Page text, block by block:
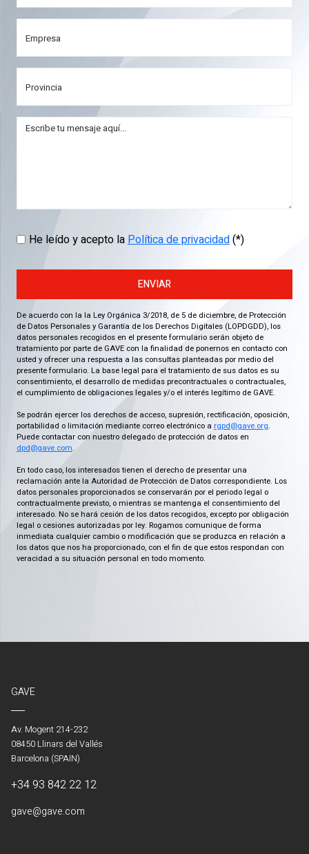
He leído y acepto laPolítica de privacidad(*)
ENVIAR
De acuerdo con la la Ley Orgánica 3/2018, de 5 de diciembre, de Protección
de Datos Personales y Garantía de los Derechos Digitales (LOPDGDD), los
datos personales recogidos en el presente formulario serán objeto de
tratamiento por parte de GAVE con la finalidad de ponernos en contacto con
usted y ofrecer una respuesta a las consultas planteadas por medio del
presente formulario. La base legal para el tratamiento de sus datos es su
consentimiento, el desarrollo de medidas precontractuales o contractuales,
el cumplimiento de obligaciones legales y/o el interés legítimo de GAVE.
Se podrán ejercer los derechos de acceso, supresión, rectificación, oposición,
portabilidad o limitación mediante correo electrónico a rgpd@gave.org.
Puede contactar con nuestro delegado de protección de datos en
dpd@gave.com.
En todo caso, los interesados tienen el derecho de presentar una
reclamación ante la Autoridad de Protección de Datos correspondiente. Los
datos personales proporcionados se conservarán por el periodo legal o
contractualmente previsto, o mientras se mantenga el consentimiento del
interesado. No se hará cesión de los datos recogidos, excepto por obligación
legal o cesiones autorizadas por ley. Rogamos comunique de forma
inmediata cualquier cambio o modificación que se produzca en relación a
los datos que nos ha proporcionado, con el fin de que estos respondan con
veracidad a su situación personal en todo momento.
GAVE
Av. Mogent 214-232
08450 Llinars del Vallés
Barcelona (SPAIN)
+34 93 842 22 12
gave@gave.com